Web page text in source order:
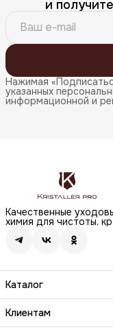
и
Нажимая
указанных
информационной и
Качественные
химия для чистоты,
Каталог
Бренды
Волосы
Клиентам